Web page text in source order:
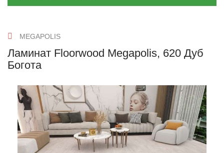
MEGAPOLIS
Ламинат Floorwood Megapolis, 620 Дуб
Богота